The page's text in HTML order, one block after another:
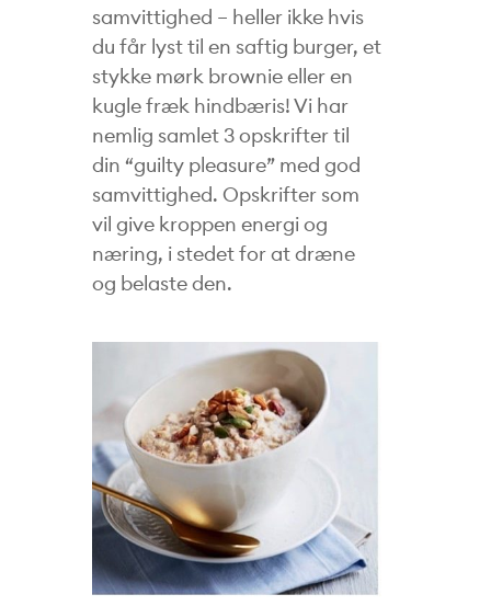
samvittighed – heller ikke hvis
du får lyst til en saftig burger, et
stykke mørk brownie eller en
kugle fræk hindbæris! Vi har
nemlig samlet 3 opskrifter til
din “guilty pleasure” med god
samvittighed. Opskrifter som
vil give kroppen energi og
næring, i stedet for at dræne
og belaste den.